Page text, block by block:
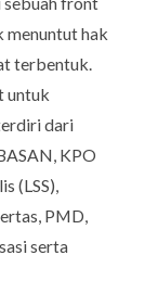
menuntut hak
terbentuk.
untuk
dari
KPO
(LSS),
PMD,
serta